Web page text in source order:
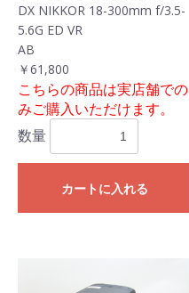
DX NIKKOR 18-300mm f/3.5-
5.6G ED VR
AB
￥61,800
こちらの商品は実店舗での
みご購入いただけます。
数量
カートに入れる